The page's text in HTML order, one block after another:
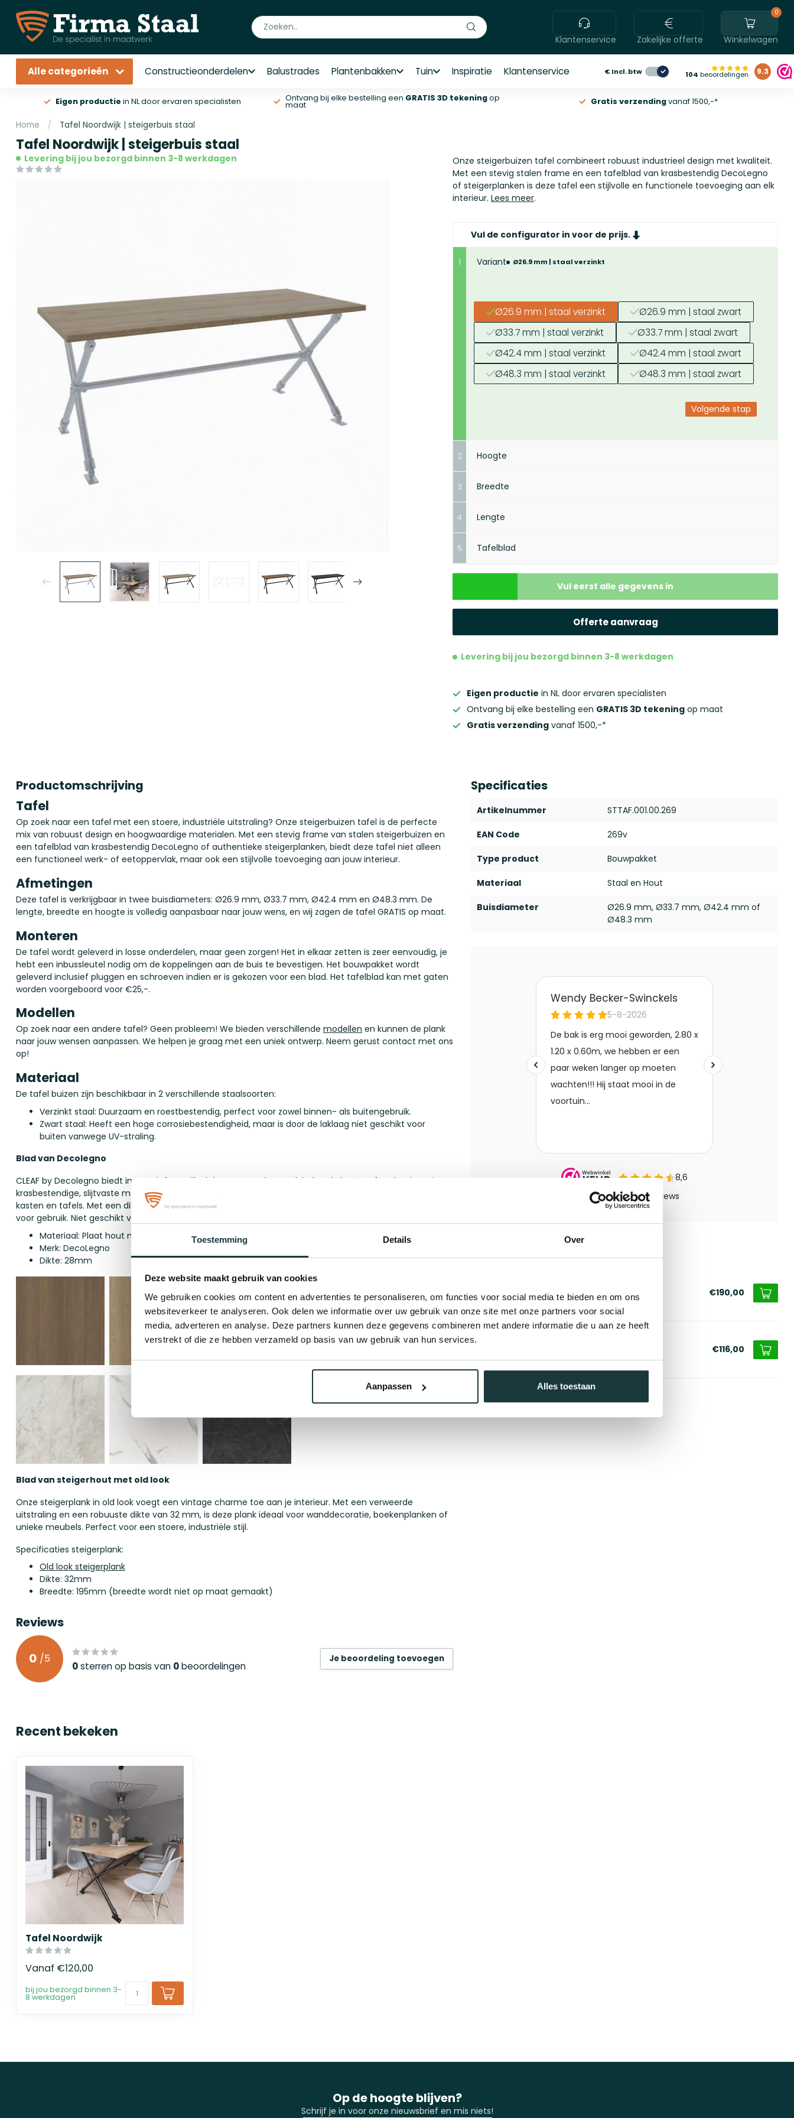
Toestemming Details Over
Deze website maakt gebruik van cookies
We gebruiken cookies om content en advertenties te personaliseren, om functies voor social media te bieden en om ons
websiteverkeer te analyseren. Ook delen we informatie over uw gebruik van onze site met onze partners voor social
media, adverteren en analyse. Deze partners kunnen deze gegevens combineren met andere informatie die u aan ze heeft
verstrekt of die ze hebben verzameld op basis van uw gebruik van hun services.
Aanpassen Alles toestaan
Klantenservice Zakelijke offerte
0
Winkelwagen
Alle categorieën Constructieonderdelen Balustrades Plantenbakken Tuin Inspiratie Klantenservice €Incl. btw 104 beoordelingen 9.3
Eigen productie in NL door ervaren specialisten Ontvang bij elke bestelling een GRATIS 3D tekeningop
maat Gratis verzendingvanaf 1500,-*
Home / Tafel Noordwijk | steigerbuis staal
Tafel Noordwijk | steigerbuis staal
Levering bij jou bezorgd binnen 3-8 werkdagen
Onze steigerbuizen tafel combineert robuust industrieel design met kwaliteit.
Met een stevig stalen frame en een tafelblad van krasbestendig DecoLegno
of steigerplanken is deze tafel een stijlvolle en functionele toevoeging aan elk
interieur.Lees meer.
Vul de configurator in voor de prijs.
1 Variant Ø26.9 mm | staal verzinkt
Ø26.9 mm | staal verzinkt
Ø26.9 mm | staal zwart
Ø33.7 mm | staal verzinkt
Ø33.7 mm | staal zwart
Ø42.4 mm | staal verzinkt
Ø42.4 mm | staal zwart
Ø48.3 mm | staal verzinkt
Ø48.3 mm | staal zwart
Volgende stap
2 Hoogte
3 Breedte
4 Lengte
Volgende stap
5 Tafelblad
Vul eerst alle gegevens in
Offerte aanvraag
Levering bij jou bezorgd binnen 3-8 werkdagen
Eigen productie in NL door ervaren specialisten
Ontvang bij elke bestelling een GRATIS 3D tekening op maat
Gratis verzending vanaf 1500,-*
Productomschrijving
Tafel
Op zoek naar een tafel met een stoere, industriële uitstraling? Onze steigerbuizen tafel is de perfecte
mix van robuust design en hoogwaardige materialen. Met een stevig frame van stalen steigerbuizen en
een tafelblad van krasbestendig DecoLegno of authentieke steigerplanken, biedt deze tafel niet alleen
een functioneel werk- of eetoppervlak, maar ook een stijlvolle toevoeging aan jouw interieur.
Afmetingen
Deze tafel is verkrijgbaar in twee buisdiameters: Ø26.9 mm, Ø33.7 mm, Ø42.4 mm en Ø48.3 mm. De
lengte, breedte en hoogte is volledig aanpasbaar naar jouw wens, en wij zagen de tafel GRATIS op maat.
Monteren
De tafel wordt geleverd in losse onderdelen, maar geen zorgen! Het in elkaar zetten is zeer eenvoudig, je
hebt een inbussleutel nodig om de koppelingen aan de buis te bevestigen. Het bouwpakket wordt
geleverd inclusief pluggen en schroeven indien er is gekozen voor een blad. Het tafelblad kan met gaten
worden voorgeboord voor €25,-.
Modellen
Op zoek naar een andere tafel? Geen probleem! We bieden verschillende modellen en kunnen de plank
naar jouw wensen aanpassen. We helpen je graag met een uniek ontwerp. Neem gerust contact met ons
op!
Materiaal
De tafel buizen zijn beschikbaar in 2 verschillende staalsoorten:
Verzinkt staal: Duurzaam en roestbestendig, perfect voor zowel binnen- als buitengebruik.
Zwart staal: Heeft een hoge corrosiebestendigheid, maar is door de laklaag niet geschikt voor
buiten vanwege UV-straling.
Blad van Decolegno
CLEAF by Decolegno biedt innovatief en stijlvol decorspaanplaat, ook bekend als MFC of melamine. Dit
krasbestendige, slijtvaste materiaal heeft een sterke kern en is perfect voor maatwerkmeubels zoals
kasten en tafels. Met een dikte van 28,3 mm is het duurzaam, makkelijk schoon te maken en direct klaar
voor gebruik. Niet geschikt voor buiten en vermijd direct zonlicht.
Materiaal: Plaat hout melamine, horecakwaliteit
Merk: DecoLegno
Dikte: 28mm
Blad van steigerhout met old look
Onze steigerplank in old look voegt een vintage charme toe aan je interieur. Met een verweerde
uitstraling en een robuuste dikte van 32 mm, is deze plank ideaal voor wanddecoratie, boekenplanken of
unieke meubels. Perfect voor een stoere, industriële stijl.
Specificaties steigerplank:
Old look steigerplank
Dikte: 32mm
Breedte: 195mm (breedte wordt niet op maat gemaakt)
Reviews
0 /5
0sterren op basis van 0beoordelingen
Je beoordeling toevoegen
Specificaties
Artikelnummer STTAF.001.00.269
EAN Code 269v
Type product Bouwpakket
Materiaal Staal en Hout
Buisdiameter
Ø26.9 mm, Ø33.7 mm, Ø42.4 mm of
Ø48.3 mm
Gerelateerde producten
€190,00
Op voorraad
€116,00
Recent bekeken
Tafel Noordwijk
Vanaf €120,00
bij jou bezorgd binnen 3-
8 werkdagen
Op de hoogte blijven?
Schrijf je in voor onze nieuwsbrief en mis niets!